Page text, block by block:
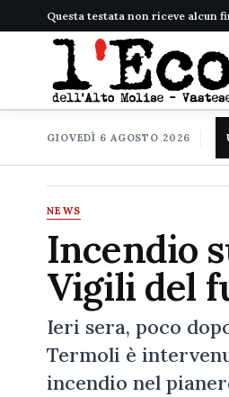
Questa testata non riceve alcun
GIOVEDÌ 6 AGOSTO 2026
NEWS
Incendio
Vigili del
Ieri sera, poco
Termoli è
incendio nel